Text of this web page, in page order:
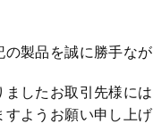
製品を誠に勝手な
したお取引先様に
ようお願い申し上げ